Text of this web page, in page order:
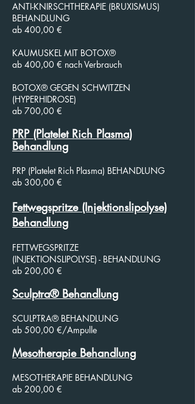
ANTI-KNIRSCHTHERAPIE (BRUXISMUS)
BEHANDLUNG
ab 400,00 €
KAUMUSKEL MIT BOTOX®
ab 400,00 € nach Verbrauch
BOTOX® GEGEN SCHWITZEN
(HYPERHIDROSE)
ab 700,00 €
PRP (Platelet Rich Plasma)
Behandlung
PRP (Platelet Rich Plasma) BEHANDLUNG
ab 300,00 €
Fettwegspritze (Injektionslipolyse)
Behandlung
FETTWEGSPRITZE
(INJEKTIONSLIPOLYSE) - BEHANDLUNG
ab 200,00 €
Sculptra® Behandlung​
SCULPTRA® BEHANDLUNG
ab 500,00 €/Ampulle
Mesotherapie Behandlung
MESOTHERAPIE BEHANDLUNG
ab 200,00 €